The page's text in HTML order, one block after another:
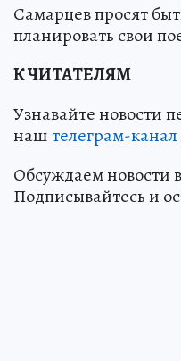
Самарцев просят
планировать свои
К ЧИТАТЕЛЯМ
Узнавайте новости
наштелеграм-канал
Обсуждаем новости
Подписывайтесь и